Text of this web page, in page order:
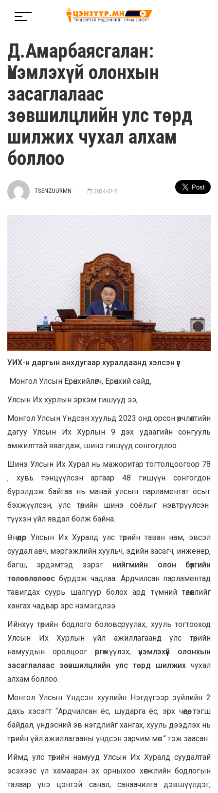
Д.Амарбаясгалан:
Үнэмлэхүй олонхын
засаглалаас
зөвшилцлийн улс төрд
шилжих чухал алхам
боллоо
TSENZUURMN 2024-07-2
УИХ-н даргын анхдугаар хуралдаанд хэлсэн үг
Монгол Улсын Ерөнхийлөгч, Ерөнхий сайд,
Улсын Их хурлын эрхэм гишүүд ээ,
Монгол Улсын Үндсэн хуульд 2023 онд орсон өөрчлөлтийн
дагуу Улсын Их Хурлын 9 дэх удаагийн сонгууль
амжилттай явагдаж, шинэ гишүүд сонгогдлоо.
Шинэ Улсын Их Хурал нь мажоритар тогтолцоогоор 78
, хувь тэнцүүлсэн аргаар 48 гишүүн сонгогдон
бүрэлдэж байгаа нь манай улсын парламентат ёсыг
бэхжүүлсэн, улс төрийн шинэ соёлыг нэвтрүүлсэн
түүхэн үйл явдал болж байна.
Өнөөдөр Улсын Их Хуралд улс төрийн таван нам, эвсэл
суудал авч, мэргэжлийн хуульч, эдийн засагч, инженер,
багш, эрдэмтэд зэрэг нийгмийн олон бүлгийн
төлөөлөлөөс бүрдэж чадлаа. Ардчилсан парламентад
тавигдах суурь шалгуур болох ард түмний төлөөллийг
хангах чадвар эрс нэмэгдлээ.
Ийнхүү төрийн бодлого боловсруулах, хууль тогтооход
Улсын Их Хурлын үйл ажиллагаанд улс төрийн
намуудын оролцоог өргөжүүлэх,үнэмлэхүй олонхын
засаглалаас зөвшилцлийн улс төрд шилжих чухал
алхам боллоо.
Монгол Улсын Үндсэн хуулийн Нэгдүгээр зүйлийн 2
дахь хэсэгт “Ардчилсан ёс, шударга ёс, эрх чөлөө, тэгш
байдал, үндэсний эв нэгдлийг хангах, хууль дээдлэх нь
төрийн үйл ажиллагааны үндсэн зарчим мөн.” гэж заасан.
Иймд улс төрийн намууд Улсын Их Хуралд суудалтай
эсэхээс үл хамааран эх орныхоо хөгжлийн бодлогын
талаар үнэ цэнтэй санал, санаачилга дэвшүүлдэг,